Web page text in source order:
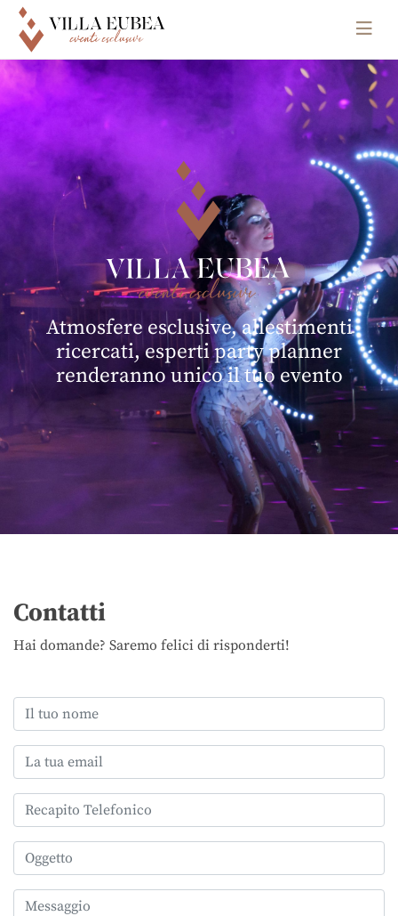
Main Navigation
Atmosfere esclusive, allestimenti
ricercati, esperti party planner
renderanno unico il tuo evento
Contatti
Hai domande? Saremo felici di risponderti!